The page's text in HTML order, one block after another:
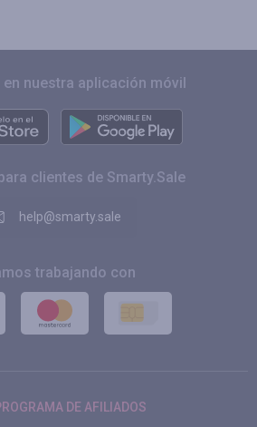
en nuestra aplicación móvil
clientes de Smarty.Sale
help@smarty.sale
trabajando con
DE AFILIADOS